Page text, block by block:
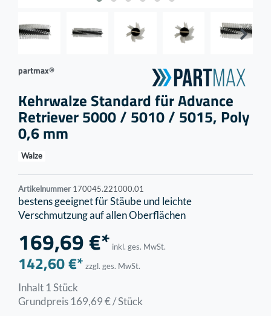
partmax®
Kehrwalze Standard für Advance
Retriever 5000 / 5010 / 5015, Poly
0,6 mm
Walze
Artikelnummer170045.221000.01
bestens geeignet für Stäube und leichte
Verschmutzung auf allen Oberflächen
169,69 €* inkl. ges. MwSt.
142,60 €* zzgl. ges. MwSt.
Inhalt 1Stück
Grundpreis 169,69 € / Stück